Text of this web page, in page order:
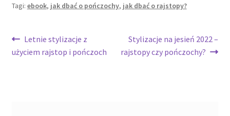
Tagi: ebook, jak dbać o pończochy, jak dbać o rajstopy?
Nawigacja
wpisu
Poprzedni
wpis:
Letnie stylizacje z
użyciem rajstop i pończoch
Następny
wpis:
Stylizacje na jesień 2022 –
rajstopy czy pończochy?